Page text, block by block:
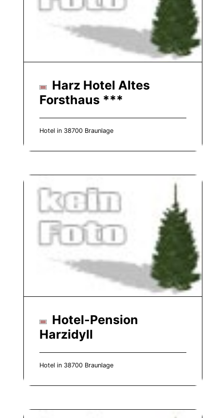
Harz Hotel Altes
Forsthaus ***
Hotel in 38700 Braunlage
Hotel-Pension
Harzidyll
Hotel in 38700 Braunlage